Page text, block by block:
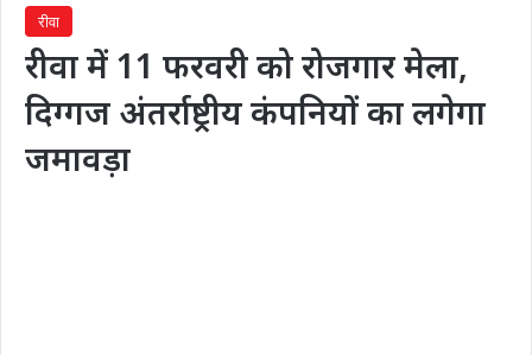
रीवा
रीवा में 11 फरवरी को रोजगार मेला,
दिग्गज अंतर्राष्ट्रीय कंपनियों का लगेगा
जमावड़ा